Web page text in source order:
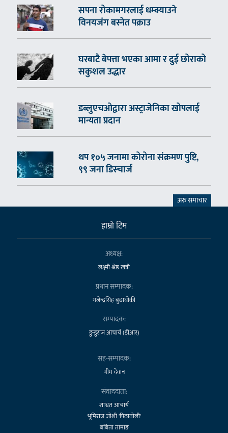
सपना रोकामगरलाई धम्क्याउने
विनयजंग बस्नेत पक्राउ
घरबाटै बेपत्ता भएका आमा र दुई छोराको
सकुशल उद्धार
डब्लुएचओद्वारा अस्ट्राजेनिका खोपलाई
मान्यता प्रदान
थप १०५ जनामा कोरोना संक्रमण पुष्टि,
९९ जना डिस्चार्ज
अरु समाचार
हाम्राे टिम
अध्यक्ष:
लक्ष्मी श्रेष्ठ खत्री
प्रधान सम्पादक:
गजेन्द्रसिंह बुढाथोकी
सम्पादक:
डुन्डुराज आचार्य (डीआर)
सह-सम्पादक:
भीम देवान
संवाददाता:
शाश्वत आचार्य
भूमिराज जोशी 'पिठातोली'
बबिता तामाङ